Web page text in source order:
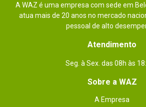
A WAZ é uma empresa com sede em
atua mais de 20 anos no mercado
pessoal de alto
Atendimento
Seg. à Sex. das 08h às
Sobre a WAZ
A Empresa